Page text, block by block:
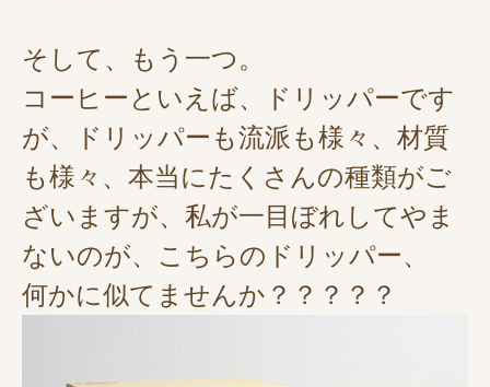
そして、もう一つ。
コーヒーといえば、ドリッパーです
が、ドリッパーも流派も様々、材質
も様々、本当にたくさんの種類がご
ざいますが、私が一目ぼれしてやま
ないのが、こちらのドリッパー、
何かに似てませんか？？？？？